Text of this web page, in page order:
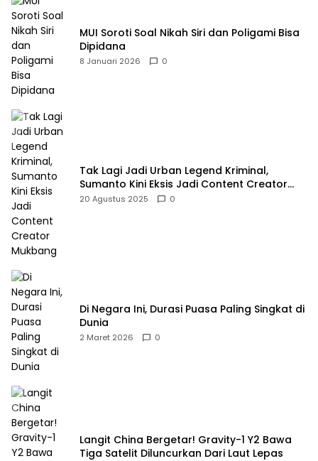
MUI Soroti Soal Nikah Siri dan Poligami Bisa
Dipidana
8 Januari 2026 0
Tak Lagi Jadi Urban Legend Kriminal,
Sumanto Kini Eksis Jadi Content Creator
Mukbang
20 Agustus 2025 0
Di Negara Ini, Durasi Puasa Paling Singkat di
Dunia
2 Maret 2026 0
Langit China Bergetar! Gravity-1 Y2 Bawa
Tiga Satelit Diluncurkan Dari Laut Lepas